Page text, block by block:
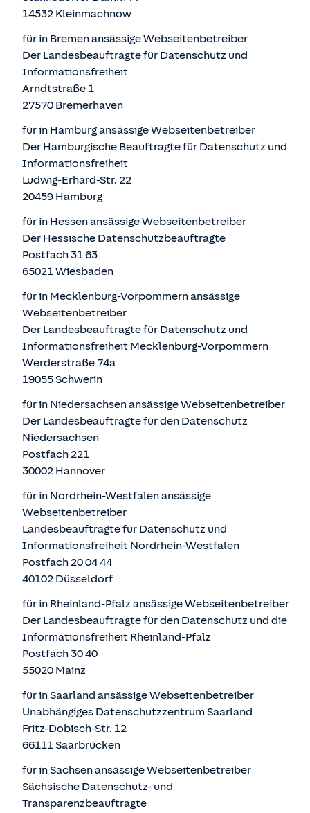
14532 Kleinmachnow
für in Bremen ansässige Webseitenbetreiber
Der Landesbeauftragte für Datenschutz und
Informationsfreiheit
Arndtstraße 1
27570 Bremerhaven
für in Hamburg ansässige Webseitenbetreiber
Der Hamburgische Beauftragte für Datenschutz und
Informationsfreiheit
Ludwig-Erhard-Str. 22
20459 Hamburg
für in Hessen ansässige Webseitenbetreiber
Der Hessische Datenschutzbeauftragte
Postfach 31 63
65021 Wiesbaden
für in Mecklenburg-Vorpommern ansässige
Webseitenbetreiber
Der Landesbeauftragte für Datenschutz und
Informationsfreiheit Mecklenburg-Vorpommern
Werderstraße 74a
19055 Schwerin
für in Niedersachsen ansässige Webseitenbetreiber
Der Landesbeauftragte für den Datenschutz
Niedersachsen
Postfach 221
30002 Hannover
für in Nordrhein-Westfalen ansässige
Webseitenbetreiber
Landesbeauftragte für Datenschutz und
Informationsfreiheit Nordrhein-Westfalen
Postfach 20 04 44
40102 Düsseldorf
für in Rheinland-Pfalz ansässige Webseitenbetreiber
Der Landesbeauftragte für den Datenschutz und die
Informationsfreiheit Rheinland-Pfalz
Postfach 30 40
55020 Mainz
für in Saarland ansässige Webseitenbetreiber
Unabhängiges Datenschutzzentrum Saarland
Fritz-Dobisch-Str. 12
66111 Saarbrücken
für in Sachsen ansässige Webseitenbetreiber
Sächsische Datenschutz- und
Transparenzbeauftragte